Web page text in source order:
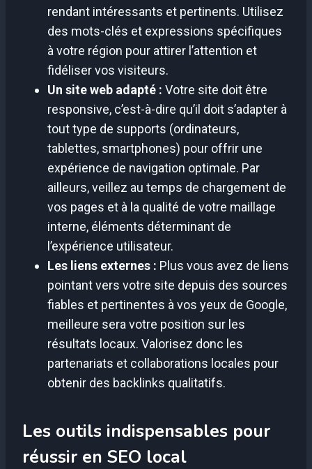
rendant intéressants et pertinents. Utilisez
des mots-clés et expressions spécifiques
à votre région pour attirer l’attention et
fidéliser vos visiteurs.
Un site web adapté : Votre site doit être
responsive, c’est-à-dire qu’il doit s’adapter à
tout type de supports (ordinateurs,
tablettes, smartphones) pour offrir une
expérience de navigation optimale. Par
ailleurs, veillez au temps de chargement de
vos pages et à la qualité de votre maillage
interne, éléments déterminant de
l’expérience utilisateur.
Les liens externes : Plus vous avez de liens
pointant vers votre site depuis des sources
fiables et pertinentes à vos yeux de Google,
meilleure sera votre position sur les
résultats locaux. Valorisez donc les
partenariats et collaborations locales pour
obtenir des backlinks qualitatifs.
Les outils indispensables pour
réussir en SEO local